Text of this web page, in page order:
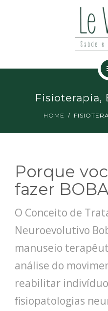
CONTATO
Fisioterapia,
HOME
Porque
fazer
O Conceito de
Neuroevolutivo
manuseio
análise do
reabilitar
fisiopatologias